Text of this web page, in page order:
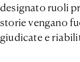
designato ruoli
storie vengano
giudicate e